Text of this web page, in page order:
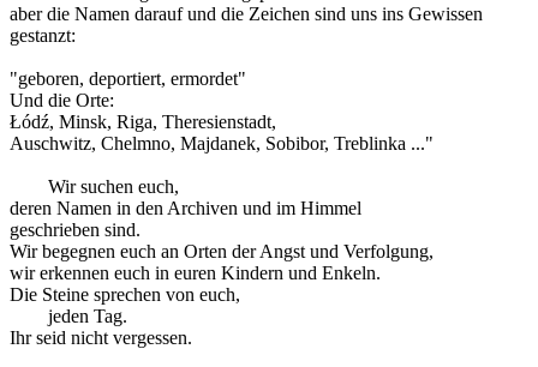
aber die Namen darauf und die Zeichen sind uns ins Gewissen
gestanzt:
"geboren, deportiert, ermordet"
Und die Orte:
Łódź, Minsk, Riga, Theresienstadt,
Auschwitz, Chelmno, Majdanek, Sobibor, Treblinka ..."
Wir suchen euch,
deren Namen in den Archiven und im Himmel
geschrieben sind.
Wir begegnen euch an Orten der Angst und Verfolgung,
wir erkennen euch in euren Kindern und Enkeln.
Die Steine sprechen von euch,
jeden Tag.
Ihr seid nicht vergessen.